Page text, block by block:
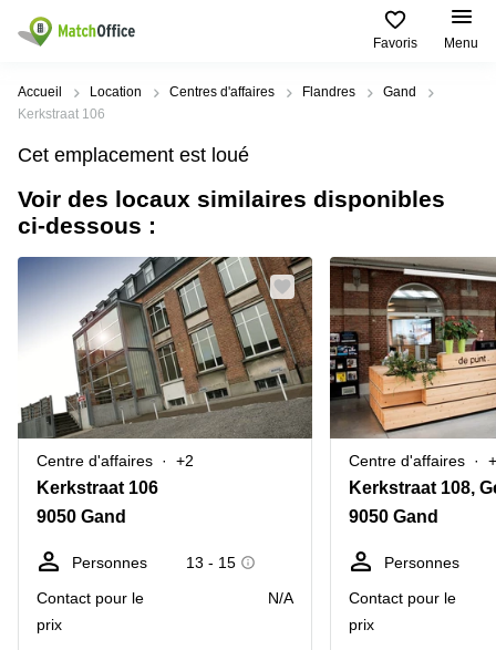
Favoris Menu
Rechercher / publier
Types
d'espaces
Bureaux
Centre
d’affaires
Coworking
Salles
réunion
Bureau
virtuel
Villes
Populaires
Alost
Anvers
Bruges
Bruxelles
Bruxelles
Aeroport
Gand
Hasselt
la
Neuve
Wallonie
Recherches
populaires
Bureau
a louer
Bureau à
louer
Bruxelles
Bureau
a louer
Gand
Bureau
à louer
Liège
Centre
Anvers
Centre
d'affaires
Gand
Aide
Qui sommes-nous?
Publier un bureau
Connexion
Choisissez une langue
flamand
Accueil Location Centres d'affaires Flandres
Gand
Kerkstraat 106
Cet emplacement est loué
Voir des locaux similaires disponibles
ci-dessous :
Centre d'affaires +2
Kerkstraat 106
9050 Gand
Personnes
13 - 15
Contact pour le
prix
N/A
Centre d'affaires
Kerkstraat 108,
9050 Gand
Personnes
Contact pour le
prix